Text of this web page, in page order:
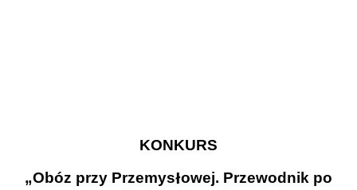
KONKURS
„Obóz przy Przemysłowej. Przewodnik po